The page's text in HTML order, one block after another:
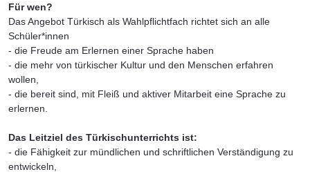
Für wen?
Das Angebot Türkisch als Wahlpflichtfach richtet sich an alle
Schüler*innen
- die Freude am Erlernen einer Sprache haben
- die mehr von türkischer Kultur und den Menschen erfahren
wollen,
- die bereit sind, mit Fleiß und aktiver Mitarbeit eine Sprache zu
erlernen.
Das Leitziel des Türkischunterrichts ist:
- die Fähigkeit zur mündlichen und schriftlichen Verständigung zu
entwickeln,